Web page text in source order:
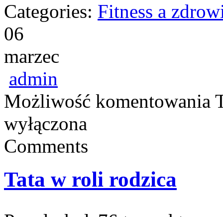
Categories: Fitness a
06
marzec
admin
Możliwość komentowania
wyłączona
Comments
Tata w roli rodzica